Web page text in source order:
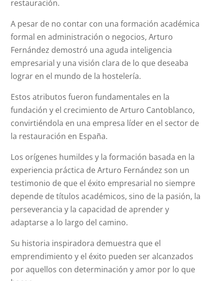
restauración.
A pesar de no contar con una formación académica
formal en administración o negocios, Arturo
Fernández demostró una aguda inteligencia
empresarial y una visión clara de lo que deseaba
lograr en el mundo de la hostelería.
Estos atributos fueron fundamentales en la
fundación y el crecimiento de Arturo Cantoblanco,
convirtiéndola en una empresa líder en el sector de
la restauración en España.
Los orígenes humildes y la formación basada en la
experiencia práctica de Arturo Fernández son un
testimonio de que el éxito empresarial no siempre
depende de títulos académicos, sino de la pasión, la
perseverancia y la capacidad de aprender y
adaptarse a lo largo del camino.
Su historia inspiradora demuestra que el
emprendimiento y el éxito pueden ser alcanzados
por aquellos con determinación y amor por lo que